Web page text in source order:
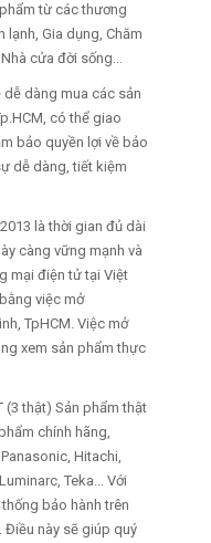
từ các thương
lạnh, Gia dụng, Chăm
cửa đời sống...
dàng mua các sản
có thể giao
bảo quyền lợi về bảo
dễ dàng, tiết kiệm
là thời gian đủ dài
càng vững mạnh và
mại điện tử tại Việt
việc mở
TpHCM. Việc mở
xem sản phẩm thực
(3 thật) Sản phẩm thật
chính hãng,
Hitachi,
Teka... Với
bảo hành trên
Điều này sẽ giúp quý